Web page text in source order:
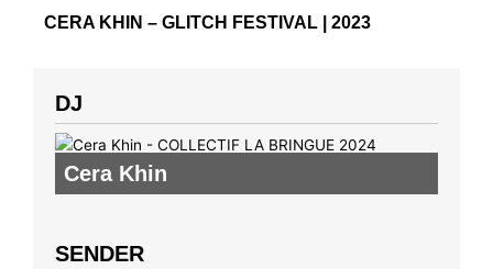
CERA KHIN – GLITCH FESTIVAL | 2023
DJ
Cera Khin
SENDER